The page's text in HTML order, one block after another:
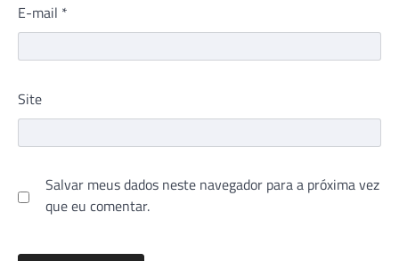
E-mail *
Site
Salvar meus dados neste navegador para a próxima vez
que eu comentar.